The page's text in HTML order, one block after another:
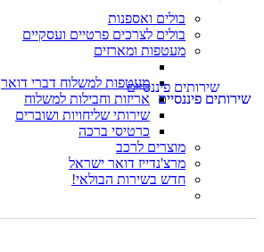
בולים ואספנות
בולים לצרכים פרטיים ועסקיים
מעטפות ומארזים
מעטפות למשלוח דברי דואר
אריזות וחבילות למשלוח
שירותי שליחויות ושוברים
כרטיסי ברכה
מוצרים לרכב
מרצ'נדייז דואר ישראל
חדש בשירות הבולאי!